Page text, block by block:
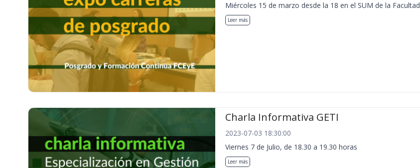
Miércoles 15 de marzo desde la 18 en el SUM de la Facultad
Leer más
Charla Informativa GETI
2023-07-03 18:30:00
Viernes 7 de Julio, de 18.30 a 19.30 horas
Leer más